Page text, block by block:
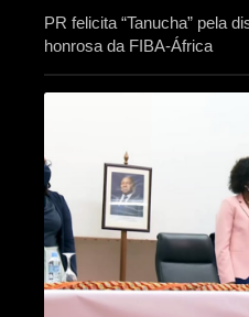
PR felicita “Tanucha” pela
honrosa da FIBA-África